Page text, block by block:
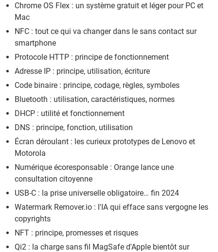
Chrome OS Flex : un système gratuit et léger pour PC et
Mac
NFC : tout ce qui va changer dans le sans contact sur
smartphone
Protocole HTTP : principe de fonctionnement
Adresse IP : principe, utilisation, écriture
Code binaire : principe, codage, règles, symboles
Bluetooth : utilisation, caractéristiques, normes
DHCP : utilité et fonctionnement
DNS : principe, fonction, utilisation
Écran déroulant : les curieux prototypes de Lenovo et
Motorola
Numérique écoresponsable : Orange lance une
consultation citoyenne
USB-C : la prise universelle obligatoire… fin 2024
Watermark Remover.io : l'IA qui efface sans vergogne les
copyrights
NFT : principe, promesses et risques
Qi2 : la charge sans fil MagSafe d'Apple bientôt sur